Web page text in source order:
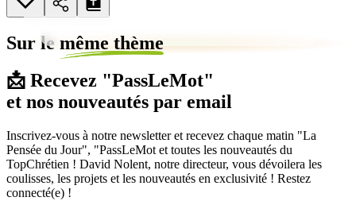
Sur le même thème
📩 Recevez "PassLeMot"
et nos nouveautés par email
Inscrivez-vous à notre newsletter et recevez chaque matin "La
Pensée du Jour", "PassLeMot et toutes les nouveautés du
TopChrétien ! David Nolent, notre directeur, vous dévoilera les
coulisses, les projets et les nouveautés en exclusivité ! Restez
connecté(e) !